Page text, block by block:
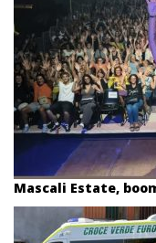
Mascali Estate,